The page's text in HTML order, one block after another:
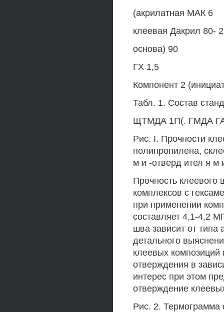
(акрилатная МАК 6
клеевая Дакрил 80-
основа) 90
ГХ 1,5
Компонент 2
Табл. 1. Состав
ЩТМДА 1П(. ГМДА
Рис. I. Прочности
полипропилена,
м и -отверд ител я м
Прочность клеевого
комплексов с
при применении
составляет 4,1-4,2
шва зависит от
детального
клеевых
отверждения в
интерес при этом
отверждение
Рис. 2. Термограмма